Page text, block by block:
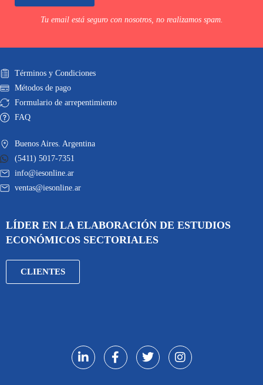
Tu email está seguro con nosotros, no realizamos spam.
Términos y Condiciones
Métodos de pago
Formulario de arrepentimiento
FAQ
Buenos Aires. Argentina
(5411) 5017-7351
info@iesonline.ar
ventas@iesonline.ar
LÍDER EN LA ELABORACIÓN DE ESTUDIOS
ECONÓMICOS SECTORIALES
CLIENTES